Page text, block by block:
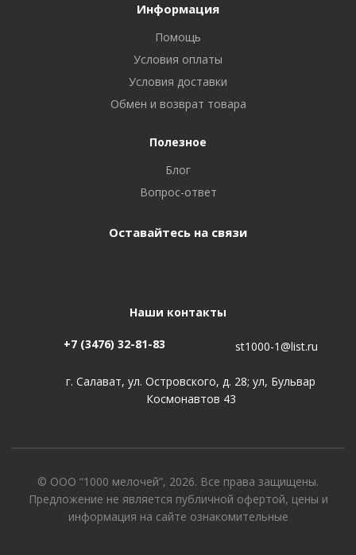
Информация
Помощь
Условия оплаты
Условия доставки
Обмен и возврат товара
Полезное
Блог
Вопрос-ответ
Оставайтесь на связи
Наши контакты
+7 (3476) 32-81-83 st1000-1@list.ru
г. Салават, ул. Островского, д. 28; ул, Бульвар
Космонавтов 43
© ООО “1000 мелочей”, 2026. Все права защищены.
Предложение не является публичной офертой, цены и
информация на сайте ознакомительные